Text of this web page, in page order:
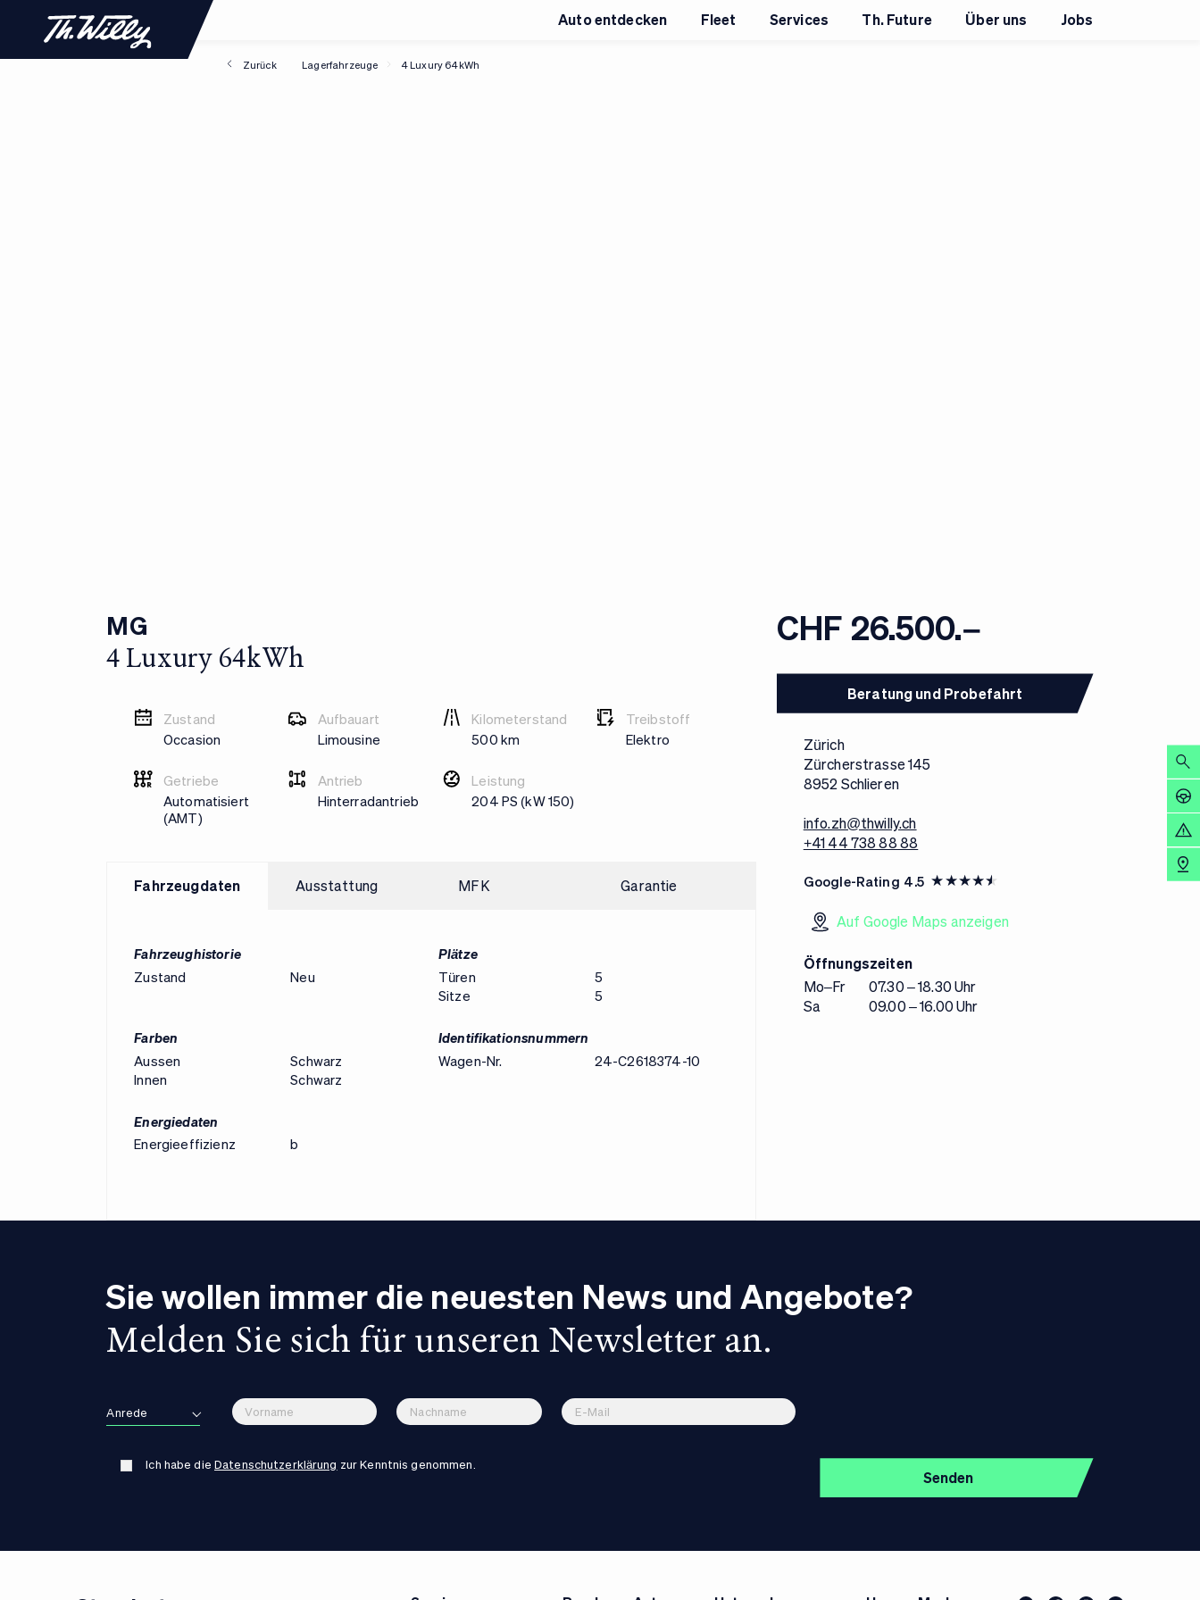
Auto entdecken Fleet Services Th. Future Über uns Jobs
Zurück Lagerfahrzeuge 4 Luxury 64kWh
MG
4 Luxury 64kWh
Zustand
Occasion
Aufbauart
Limousine
Kilometerstand
500 km
Treibstoff
Elektro
Getriebe
Automatisiert
(AMT)
Antrieb
Hinterradantrieb
Leistung
204 PS (kW 150)
CHF 26.500.–
Beratung und Probefahrt
Zürich
Zürcherstrasse 145
8952 Schlieren
info.zh@thwilly.ch
+41 44 738 88 88
Google-Rating 4.5
Auf Google Maps anzeigen
Öffnungszeiten
Mo–Fr
07.30 – 18.30 Uhr
Sa
09.00 – 16.00 Uhr
Fahrzeugdaten Ausstattung MFK Garantie
Fahrzeughistorie
Zustand
Neu
Plätze
Türen
5
Sitze
5
Farben
Aussen
Schwarz
Innen
Schwarz
Identifikationsnummern
Wagen-Nr.
24-C2618374-10
Energiedaten
Energieeffizienz
b
Sie wollen immer die neuesten News und Angebote?
Melden Sie sich für unseren Newsletter an.
Anrede
Ich habe dieDatenschutzerklärung zur Kenntnis genommen.